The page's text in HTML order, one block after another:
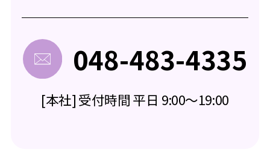
048-483-4335
[本社] 受付時間 平日 9:00～19:00